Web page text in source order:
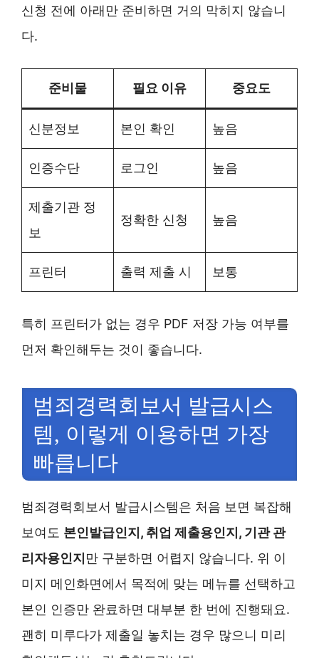
신청 전에 아래만 준비하면 거의 막히지 않습니
다.
준비물 필요 이유 중요도
신분정보 본인 확인 높음
인증수단 로그인 높음
제출기관 정
보
정확한 신청 높음
프린터 출력 제출 시 보통
특히 프린터가 없는 경우 PDF 저장 가능 여부를
먼저 확인해두는 것이 좋습니다.
범죄경력회보서 발급시스
템, 이렇게 이용하면 가장
빠릅니다
범죄경력회보서 발급시스템은 처음 보면 복잡해
보여도 본인발급인지, 취업 제출용인지, 기관 관
리자용인지 만 구분하면 어렵지 않습니다. 위 이
미지 메인화면에서 목적에 맞는 메뉴를 선택하고
본인 인증만 완료하면 대부분 한 번에 진행돼요.
괜히 미루다가 제출일 놓치는 경우 많으니 미리